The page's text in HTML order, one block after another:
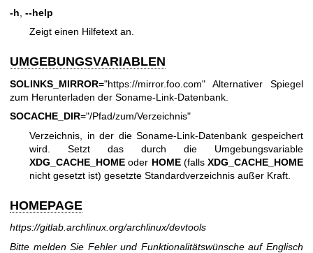
-h --help
Zeigt einen Hilfetext an.
UMGEBUNGSVARIABLEN
SOLINKS_MIRROR="https://mirror.foo.com" Alternativer Spiegel
zum Herunterladen der Soname-Link-Datenbank.
SOCACHE_DIR="/Pfad/zum/Verzeichnis"
Verzeichnis, in der die Soname-Link-Datenbank gespeichert
wird. Setzt das durch die Umgebungsvariable
XDG_CACHE_HOME oder HOME(falls XDG_CACHE_HOME
nicht gesetzt ist) gesetzte Standardverzeichnis außer Kraft.
HOMEPAGE
https://gitlab.archlinux.org/archlinux/devtools
Bitte melden Sie Fehler und Funktionalitätswünsche auf Englisch